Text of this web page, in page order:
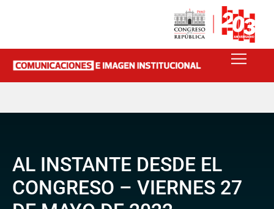
AL INSTANTE DESDE EL
CONGRESO – VIERNES 27